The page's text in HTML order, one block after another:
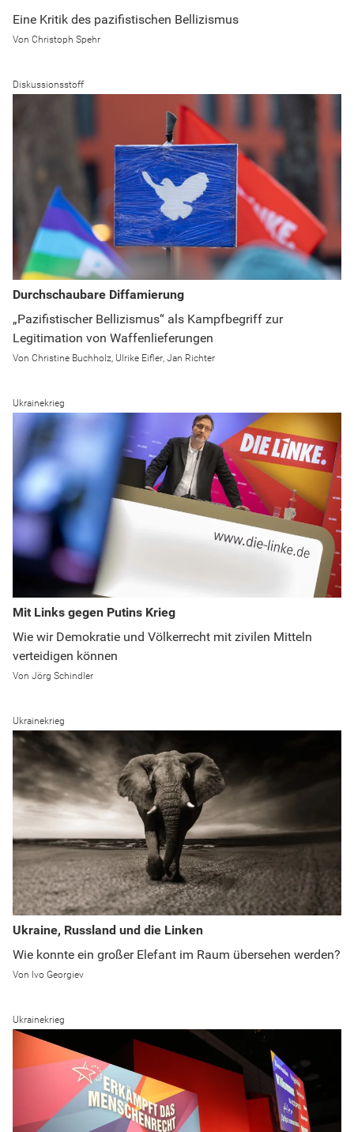
Eine Kritik des pazifistischen Bellizismus
Christoph Spehr
Diskussionsstoff
Durchschaubare Diffamierung
„Pazifistischer Bellizismus“ als Kampfbegriff zur
Legitimation von Waffenlieferungen
Christine Buchholz Ulrike Eifler Jan Richter
Ukrainekrieg
Mit Links gegen Putins Krieg
Wie wir Demokratie und Völkerrecht mit zivilen Mitteln
verteidigen können
Jörg Schindler
Ukrainekrieg
Ukraine, Russland und die Linken
Wie konnte ein großer Elefant im Raum übersehen werden?
Ivo Georgiev
Ukrainekrieg